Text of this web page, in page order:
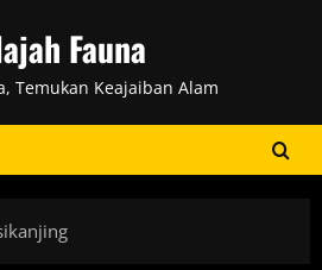
Fauna
Temukan Keajaiban Alam